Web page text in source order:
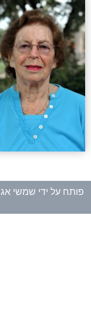
פותח על ידי שמשי